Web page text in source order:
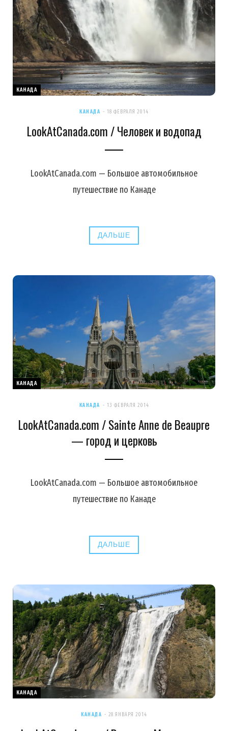
КАНАДА
КАНАДА 18 ФЕВРАЛЯ 2014
LookAtCanada.com / Человек и водопад
LookAtCanada.com — Большое автомобильное
путешествие по Канаде
ДАЛЬШЕ
КАНАДА
КАНАДА 13 ФЕВРАЛЯ 2014
LookAtCanada.com / Sainte Anne de Beaupre
— город и церковь
LookAtCanada.com — Большое автомобильное
путешествие по Канаде
ДАЛЬШЕ
КАНАДА
КАНАДА 28 ЯНВАРЯ 2014